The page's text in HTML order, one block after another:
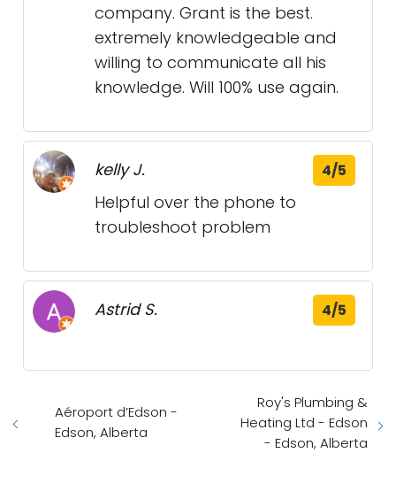
company. Grant is the best.
extremely knowledgeable and
willing to communicate all his
knowledge. Will 100% use again.
kelly J. 4/5
Helpful over the phone to
troubleshoot problem
Astrid S. 4/5
Aéroport d’Edson -
Edson, Alberta
Roy's Plumbing &
Heating Ltd - Edson
- Edson, Alberta